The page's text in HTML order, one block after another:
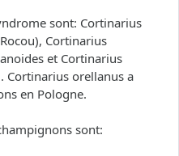
sont: Cortinarius
Cortinarius
et Cortinarius
Cortinarius orellanus a
en Pologne.
sont: